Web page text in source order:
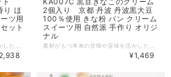
り ほ
ツ用
ット
素材がもつ本来の甘味や旨味を活かした濃厚な味わいのある、食工房カイノキのオリジナルクリーム4種類の詰め合わせです。 ◎モカナッツクリーム モカナッツクリームは、練乳のクリーミーな甘味に、コーヒーの香りとナッツの旨味がほどよくからんでいて、くせになるクリームです。焼きたてのパンにのせて食べるのが、おすすめです。 【内容量】 90g×1個 【原材料】 マーガリン（国産）、砂糖、練乳、ピーナッツ、コーヒー（一部にピーナッツ、乳を含む） ◎３種のナッツクリーム 3種のナッツクリームは、クルミ、アーモンド、ピーナッツの3種のナッツの香ばしさと、それを引き立てる練乳のやさしい甘味が、口いっぱい広がるクリームです。焼きたてパンにのせて食べるのが、おすすめです。 【内容量】 80g×1個 【原材料】 マーガリン（国産）、砂糖、練乳、ピーナッツ、アーモンド、くるみ（一部にピーナッツ、アーモンド、くるみ、乳を含む） ◎ほうじ茶クリーム ほうじ茶ラテに、ほうじ茶の各種スイーツなど最近人気のあるほうじ茶。ほうじ茶クリームは、そんなほうじ茶を使った体にもやさしいクリームです。ほうじ茶の独特の香ばしい香りが練乳の甘味とほどよくマッチしています。パンやクラッカーといっしょにどうぞ。 【内容量】 90g×1個 【原材料】 マーガリン（国産）、砂糖、練乳、ほうじ茶（一部に乳を含む） ◎黒豆きなこクリーム 地元の丹波黒大豆のきなこで作ったクリームです。古くから黒大豆の栽培が盛んな京都府京丹波町。そんな黒大豆の名産地で育てられた本場の丹波黒豆100％で作った「黒豆きなこ」を使用しています。練乳のクリーミ―な甘味の後から、丹波黒豆の香ばしい風味が広がります。 【内容量】 80g×1個 【原材料】 マーガリン（国産）、砂糖、練乳、黒豆きなこ（ピーナッツ・アーモンド・くるみを含む製品を同一設備で製造しています。一部に乳を含む） 原材料へのこだわりは食工房カイノキの理念でもあります。クリームを柔らかく仕上げるために用いているマーガリンは、トランス脂肪酸不生成材料のものを使用。「体にやさしい」にこだわる、食工房カイノキのオリジナルです。 【賞味期限】 各クリームとも製造日から90日 【保存方法】 要冷蔵（10℃以下）。開封後はお早めにお召し上がりください。 【配送】 クール便（冷蔵）でお届けします。 入金確認後、7日前後で発送いたします。 ※お申し込み状況により15日前後での発送になる場合もあります。ご了承ください。 【提供元事業者】 食工房カイノキ（京都府船井郡京丹波町市場大道ノ下98）
2個入り 京都 丹波 丹波黒大豆
100％使用 きな粉 パン クリーム
スイーツ用 自然派 手作り オリジ
ナル
素材がもつ本来の甘味や旨味を活かした濃厚な味わいのある、食工房カイノキのオリジナルクリームです。黒豆きなこクリームは、地元の丹波黒大豆のきなこで作ったクリームです。古くから黒大豆の栽培が盛んな京都府京丹波町。そんな黒大豆の名産地で育てられた本場の丹波黒豆100％で作った「黒豆きなこ」を使用しています。練乳のクリーミ―な甘味の後から、丹波黒豆の香ばしい風味が広がります。焼きたてのパンにのせて食べるのが、おすすめです。 原材料へのこだわりは食工房カイノキの理念でもあります。クリームを柔らかく仕上げるために用いているマーガリンは、トランス脂肪酸不生成材料のものを使用。「体にやさしい」にこだわる、食工房カイノキのオリジナルです。 【品目】 黒豆きなこクリーム 【内容量】 80g×2個 【製造地】 京都府京丹波町 【原材料】 マーガリン（国産）、砂糖、練乳、黒豆きなこ（ピーナッツ・アーモンド・くるみを含む製品を同一設備で製造しています。一部に乳を含む） 【賞味期限】 製造日から90日 【保存方法】 要冷蔵（10℃以下）。開封後はお早めにお召し上がりください。 【配送】 クール便（冷蔵）でお届けします。 入金確認後、7日前後で発送いたします。 ※お申し込み状況により15日前後での発送になる場合もあります。ご了承ください。 【提供元事業者】 食工房カイノキ（京都府船井郡京丹波町市場大道ノ下98）
¥1,469